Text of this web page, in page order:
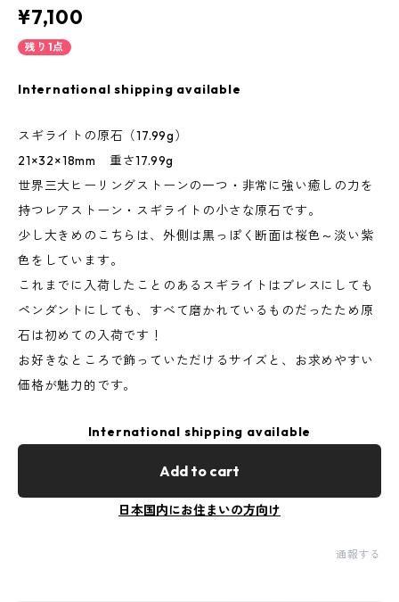
¥7,100
残り1点
International shipping available
スギライトの原石（17.99g）
21×32×18mm 重さ17.99g
世界三大ヒーリングストーンの一つ・非常に強い癒しの力を
持つレアストーン・スギライトの小さな原石です。
少し大きめのこちらは、外側は黒っぽく断面は桜色～淡い紫
色をしています。
これまでに入荷したことのあるスギライトはブレスにしても
ペンダントにしても、すべて磨かれているものだったため原
石は初めての入荷です！
お好きなところで飾っていただけるサイズと、お求めやすい
価格が魅力的です。
International shipping available
Add to cart
日本国内にお住まいの方向け
通報する